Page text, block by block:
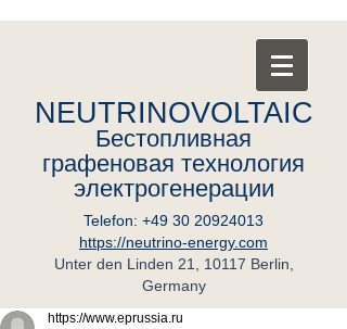
NEUTRINOVOLTAIC
Бестопливная
графеновая технология
электрогенерации
Telefon: +49 30 20924013
https://neutrino-energy.com
Unter den Linden 21, 10117 Berlin,
Germany
https://www.eprussia.ru